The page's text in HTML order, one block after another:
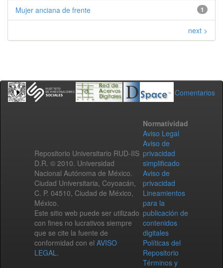
1
Mujer anciana de frente
next >
Comentarios
Repositorio Universitario RUD-IIS
D.R. © 2010. Universidad
Nacional Autónoma de México.
Ciudad Universitaria, Coyoacán,
C. P. 04510, Ciudad de México,
México.
Este sitio web puede ser utilizado
con fines no lucrativos siempre
que se cite la fuente de
conformidad con el AVISO
LEGAL.
Normatividad
Aviso Legal
Aviso de
privacidad
simplificado
Aviso de
privacidad
Lineamientos
para la
publicación de
contenidos
digitales
Políticas del
Repositorio
Términos y